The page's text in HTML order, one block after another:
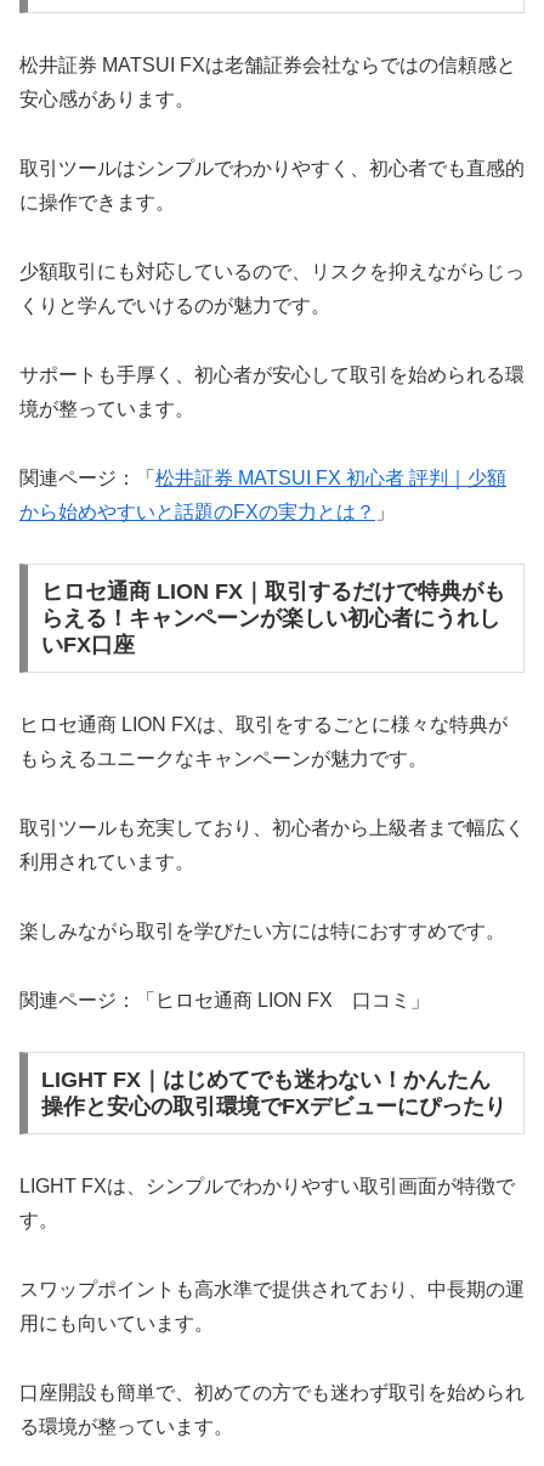
松井証券 MATSUI FXは老舗証券会社ならではの信頼感と
安心感があります。
取引ツールはシンプルでわかりやすく、初心者でも直感的
に操作できます。
少額取引にも対応しているので、リスクを抑えながらじっ
くりと学んでいけるのが魅力です。
サポートも手厚く、初心者が安心して取引を始められる環
境が整っています。
関連ページ：「 松井証券 MATSUI FX 初心者 評判｜少額
から始めやすいと話題のFXの実力とは？ 」
ヒロセ通商 LION FX｜取引するだけで特典がも
らえる！キャンペーンが楽しい初心者にうれし
いFX口座
ヒロセ通商 LION FXは、取引をするごとに様々な特典が
もらえるユニークなキャンペーンが魅力です。
取引ツールも充実しており、初心者から上級者まで幅広く
利用されています。
楽しみながら取引を学びたい方には特におすすめです。
関連ページ：「ヒロセ通商 LION FX 口コミ」
LIGHT FX｜はじめてでも迷わない！かんたん
操作と安心の取引環境でFXデビューにぴったり
LIGHT FXは、シンプルでわかりやすい取引画面が特徴で
す。
スワップポイントも高水準で提供されており、中長期の運
用にも向いています。
口座開設も簡単で、初めての方でも迷わず取引を始められ
る環境が整っています。